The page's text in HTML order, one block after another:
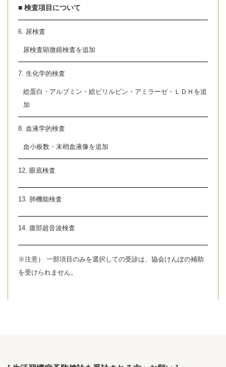
■ 検査項目について
6. 尿検査
尿検査顕微鏡検査を追加
7. 生化学的検査
総蛋白・アルブミン・総ビリルビン・アミラーゼ・ＬＤＨを追
加
8. 血液学的検査
血小板数・末梢血液像を追加
12. 眼底検査
13. 肺機能検査
14. 腹部超音波検査
※注意） 一部項目のみを選択しての受診は、協会けんぽの補助
を受けられません。